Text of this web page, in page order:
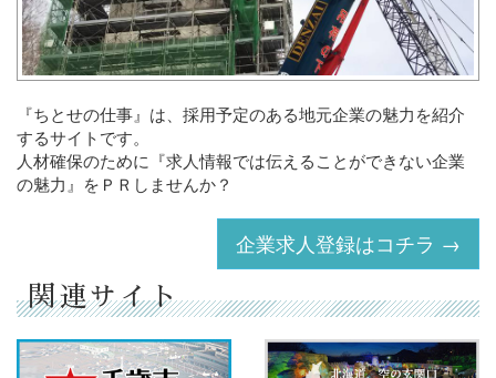
『ちとせの仕事』は、採用予定のある地元企業の魅力を紹介
するサイトです。
人材確保のために『求人情報では伝えることができない企業
の魅力』をＰＲしませんか？
企業求人登録はコチラ →
関連サイト